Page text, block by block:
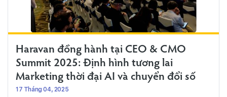
Haravan đồng hành tại CEO & CMO
Summit 2025: Định hình tương lai
Marketing thời đại AI và chuyển đổi số
17 Tháng 04, 2025